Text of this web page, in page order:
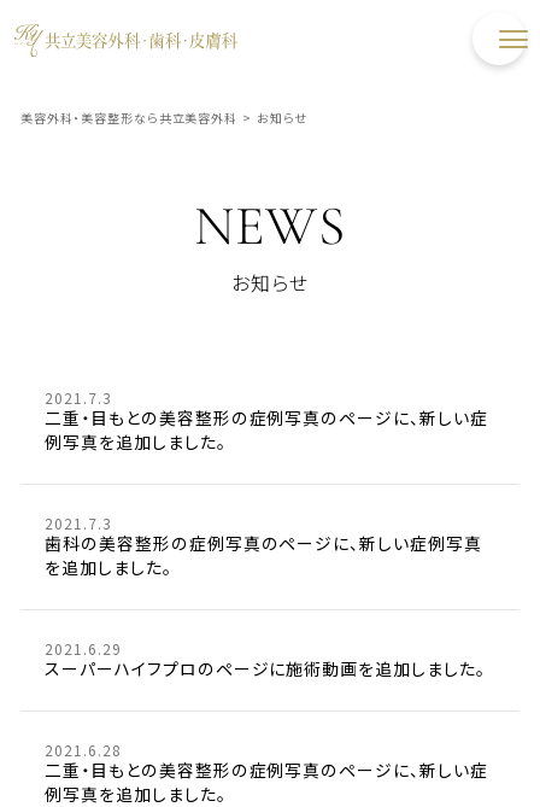
美容外科・美容整形なら共立美容外科 > お知らせ
NEWS
お知らせ
2021.7.3
二重・目もとの美容整形の症例写真のページに、新しい症
例写真を追加しました。
2021.7.3
歯科の美容整形の症例写真のページに、新しい症例写真
を追加しました。
2021.6.29
スーパーハイフプロのページに施術動画を追加しました。
2021.6.28
二重・目もとの美容整形の症例写真のページに、新しい症
例写真を追加しました。